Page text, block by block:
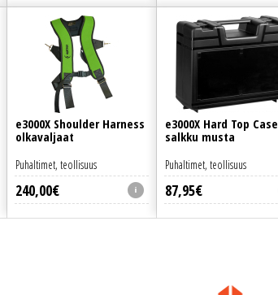
e3000X Shoulder Harness
olkavaljaat
240,00€
Puhaltimet, teollisuus
e3000X Hard Top Case
salkku musta
87,95€
Puhaltimet, teollisuus